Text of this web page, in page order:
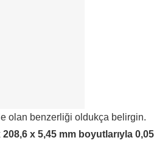
olan benzerliği oldukça belirgin.
208,6 x 5,45 mm boyutlarıyla 0,05